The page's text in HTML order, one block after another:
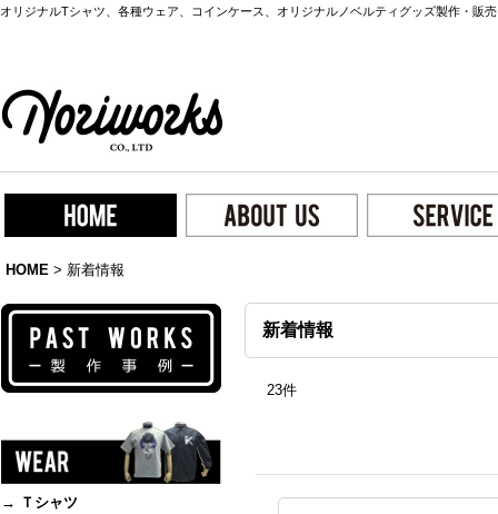
オリジナルTシャツ、各種ウェア、コインケース、オリジナルノベルティグッズ製作・販
HOME > 新着情報
→ Ｔシャツ
新着情報
23件